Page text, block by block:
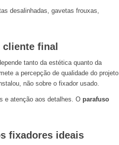
desalinhadas, gavetas frouxas,
final
tanto da estética quanto da
a percepção de qualidade do projeto
não sobre o fixador usado.
e atenção aos detalhes. O parafuso
fixadores ideais